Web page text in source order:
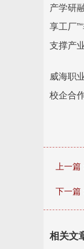
产学研
享工厂
支撑产
威海职
校企合
上一篇
下一篇
相关文